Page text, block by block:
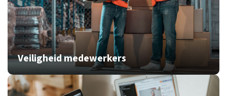
Veiligheid medewerkers